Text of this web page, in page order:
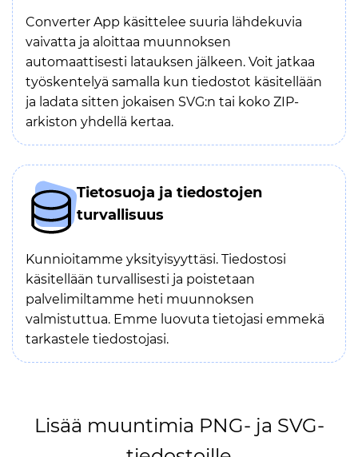
Converter App käsittelee suuria lähdekuvia
vaivatta ja aloittaa muunnoksen
automaattisesti latauksen jälkeen. Voit jatkaa
työskentelyä samalla kun tiedostot käsitellään
ja ladata sitten jokaisen SVG:n tai koko ZIP-
arkiston yhdellä kertaa.
Tietosuoja ja tiedostojen
turvallisuus
Kunnioitamme yksityisyyttäsi. Tiedostosi
käsitellään turvallisesti ja poistetaan
palvelimiltamme heti muunnoksen
valmistuttua. Emme luovuta tietojasi emmekä
tarkastele tiedostojasi.
Lisää muuntimia PNG- ja SVG-